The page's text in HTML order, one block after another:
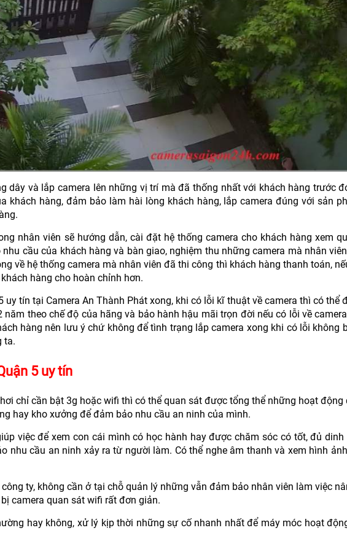
dây và lắp camera lên những vị trí mà đã thống nhất với khách hàng trước
khách hàng, đảm bảo làm hài lòng khách hàng, lắp camera đúng với sản
nhân viên sẽ hướng dẫn, cài đặt hệ thống camera cho khách hàng xem
cầu của khách hàng và bàn giao, nghiệm thu những camera mà nhân
về hệ thống camera mà nhân viên đã thi công thì khách hàng thanh toán,
hàng cho hoàn chỉnh hơn.
uy tín tại Camera An Thành Phát xong, khi có lỗi kĩ thuật về camera thì có thể
theo chế độ của hãng và bảo hành hậu mãi trọn đời nếu có lỗi về
hàng nên lưu ý chứ không để tình trạng lắp camera xong khi có lỗi không
ta.
5 uy tín
chỉ cần bật 3g hoặc wifi thì có thể quan sát được tổng thể những hoạt động
hay kho xưởng để đảm bảo nhu cầu an ninh của mình.
việc để xem con cái mình có học hành hay được chăm sóc có tốt, đủ dinh
nhu cầu an ninh xảy ra từ người làm. Có thể nghe âm thanh và xem hình
ty, không cần ở tại chỗ quản lý những vẫn đảm bảo nhân viên làm việc
camera quan sát wifi rất đơn giản.
hay không, xử lý kịp thời những sự cố nhanh nhất để máy móc hoạt